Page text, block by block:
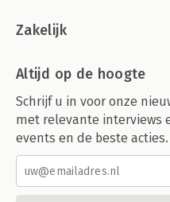
Zakelijk
Altijd op de hoogte
Schrijf u in voor onze
met relevante interviews
events en de beste acties.